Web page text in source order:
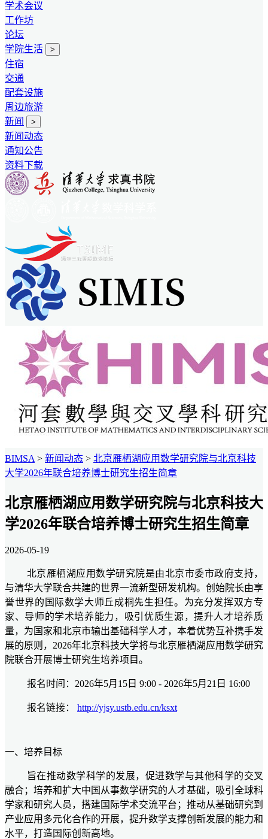
学术会议
工作坊
论坛
学院生活
>
住宿
交通
配套设施
周边旅游
新闻
>
新闻动态
通知公告
资料下载
BIMSA > 新闻动态 > 北京雁栖湖应用数学研究院与北京科技
大学2026年联合培养博士研究生招生简章
北京雁栖湖应用数学研究院与北京科技大
学2026年联合培养博士研究生招生简章
2026-05-19
北京雁栖湖应用数学研究院是由北京市委市政府支持，
与清华大学联合共建的世界一流新型研发机构。创始院长由享
誉世界的国际数学大师丘成桐先生担任。为充分发挥双方专
家、导师的学术培养能力，吸引优质生源，提升人才培养质
量，为国家和北京市输出基础科学人才，本着优势互补携手发
展的原则，2026年北京科技大学将与北京雁栖湖应用数学研究
院联合开展博士研究生培养项目。
报名时间：2026年5月15日 9:00 - 2026年5月21日 16:00
报名链接： http://yjsy.ustb.edu.cn/ksxt
一、培养目标
旨在推动数学科学的发展，促进数学与其他科学的交叉
融合；培养和扩大中国从事数学研究的人才基础，吸引全球科
学家和研究人员，搭建国际学术交流平台；推动从基础研究到
产业应用多元化合作的开展，提升数学支撑创新发展的能力和
水平，打造国际创新高地。